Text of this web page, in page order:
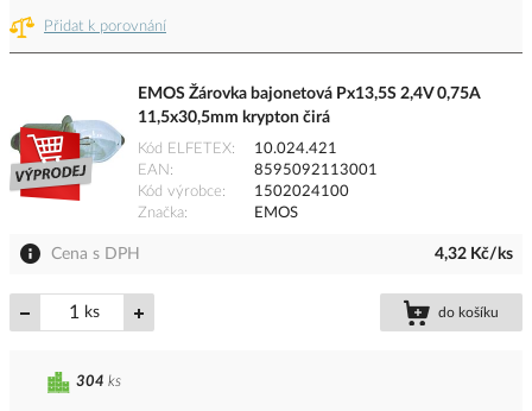
Přidat k porovnání
EMOS Žárovka bajonetová Px13,5S 2,4V 0,75A
11,5x30,5mm krypton čirá
Kód ELFETEX
10.024.421
EAN
8595092113001
Kód výrobce
1502024100
Značka
EMOS
Cena s DPH 4,32 Kč/ks
ks do košíku
304 ks